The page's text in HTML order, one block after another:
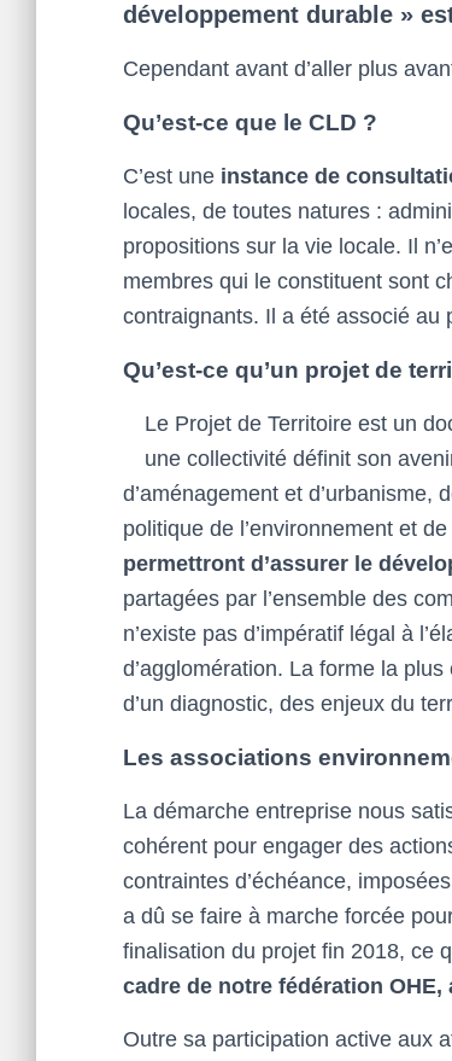
développement durable »
Cependant avant d’aller plus
Qu’est-ce que le CLD ?
C’est une instance de
locales, de toutes natures :
propositions sur la vie locale. Il
membres qui le constituent sont
contraignants. Il a été associé au
Qu’est-ce qu’un projet de
Le Projet de Territoire est un
une collectivité définit son
d’aménagement et
politique de l’environnement et
permettront d’assurer le
partagées par l’ensemble des
n’existe pas d’impératif légal à
d’agglomération. La forme la
d’un diagnostic, des enjeux du
Les associations
La démarche entreprise nous
cohérent pour engager des
contraintes d’échéance,
a dû se faire à marche forcée
finalisation du projet fin 2018, ce
cadre de notre fédération
Outre sa participation active aux